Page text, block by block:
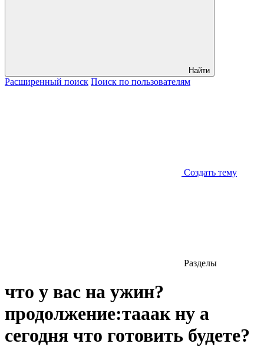
Найти
Расширенный поиск Поиск по пользователям
Создать тему
Разделы
что у вас на ужин?
продолжение:тааак ну а
сегодня что готовить будете?